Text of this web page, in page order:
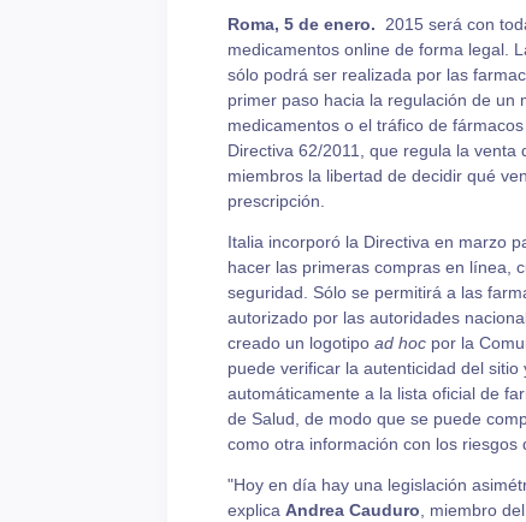
Roma, 5 de enero. 2015 será con
medicamentos online de forma legal.
sólo podrá ser realizada por las
primer paso hacia la regulación de un
medicamentos o el tráfico de
Directiva 62/2011, que regula la
miembros la libertad de decidir qué
prescripción.
Italia incorporó la Directiva en marzo
hacer las primeras compras en línea,
seguridad. Sólo se permitirá a las
autorizado por las autoridades
creado un logotipo ad hocpor la
puede verificar la autenticidad del
automáticamente a la lista oficial de
de Salud, de modo que se puede
como otra información con los
"Hoy en día hay una legislación
explica Andrea Cauduro, miembro